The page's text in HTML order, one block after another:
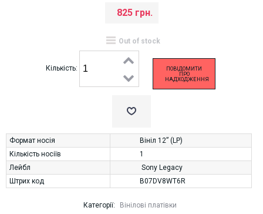
825 грн.
Out of stock
Кількість:
ПОВІДОМИТИ
ПРО
НАДХОДЖЕННЯ
Формат носія
Вініл 12” (LP)
Кількість носіїв
1
Лейбл
Sony Legacy
Штрих код
B07DV8WT6R
Категорії: Вінілові платівки